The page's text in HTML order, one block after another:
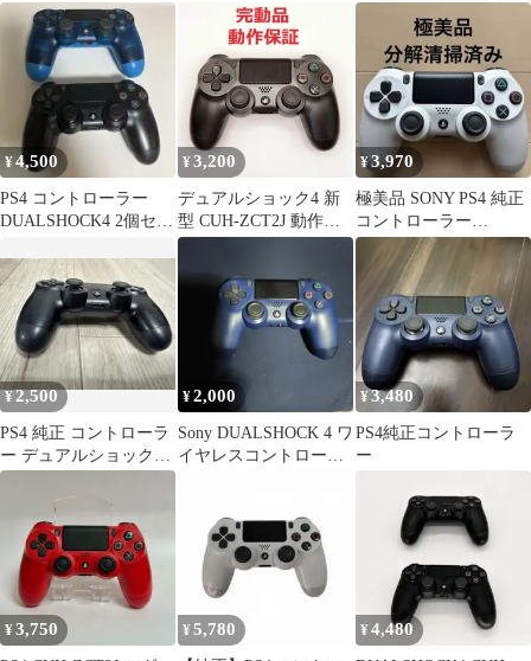
ヤレスコントローラー
DUALSHOCK 4 CUH-
ZCT2J
カスタム デュアルショ
DUALSHOCK 4 ネイビ
¥4,500
PS4 コントローラー
DUALSHOCK4 2個セッ
¥3,200
デュアルショック4 新
型 CUH-ZCT2J 動作確
認済み
¥3,970
極美品 SONY PS4 純正
コントローラー
DUALSHOCK 4 ホワイ
¥2,500
PS4 純正 コントローラ
ー デュアルショック4
CUH-ZCT2J
¥2,000
Sony DUALSHOCK 4 ワ
イヤレスコントローラ
¥3,480
PS4純正コントローラ
ー
¥3,750 ¥ 5,780 ¥4,480